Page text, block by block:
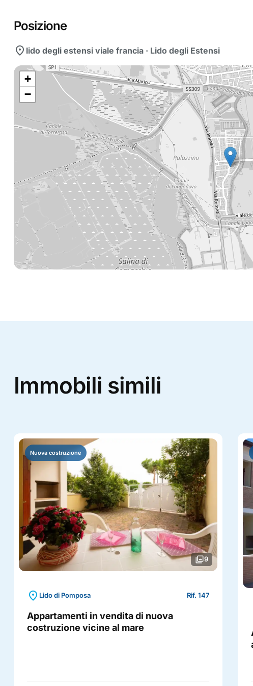
Posizione
location_on lido degli estensi viale francia · Lido degli Estensi
+
−
Immobili simili
Nuova costruzione
photo_library9
location_on Lido di Pomposa Rif. 147
Appartamenti in vendita di nuova
costruzione vicine al mare